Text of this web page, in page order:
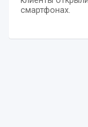
смартфонах.